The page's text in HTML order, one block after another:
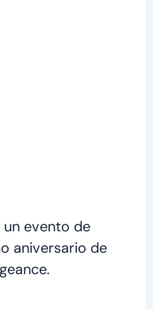
un evento de
aniversario de